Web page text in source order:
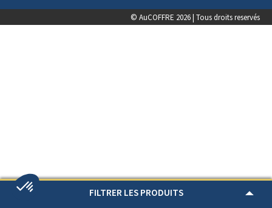
FILTRER LES PRODUITS
© AuCOFFRE 2026 | Tous droits reservés